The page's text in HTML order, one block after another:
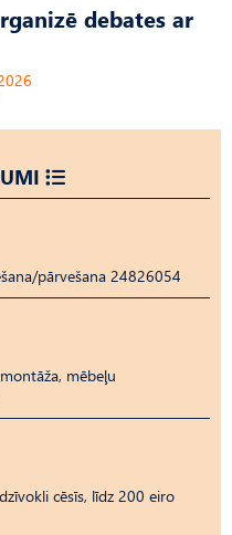
debates ar
pārvešana 24826054
mēbeļu
cēsīs, līdz 200 eiro